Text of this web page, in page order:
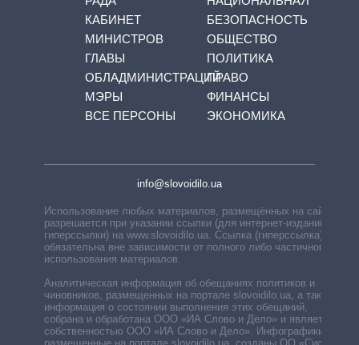
КАБИНЕТ
МИНИСТРОВ
ГЛАВЫ
ОБЛАДМИНИСТРАЦИЙ
МЭРЫ
ВСЕ ПЕРСОНЫ
БЕЗОПАСНОСТЬ
ОБЩЕСТВО
ПОЛИТИКА
ПРАВО
ФИНАНСЫ
ЭКОНОМИКА
info@slovoidilo.ua
Использование любых материалов, размещённых на сайте,
разрешается при указании ссылки (для интернет-изданий —
гиперссылки) на www.slovoidilo.ua. Ссылка (гиперссылка)
обязательна вне зависимости от полного либо частичного
использования материалов.
Аналитическая информация об обещаниях политиков и
чиновников, размещенных на портале slovoidilo.ua, а также
информация о состоянии выполнения этих обещаний,
собрана и обработана ООО «ИА Слово и Дело» и является
собственностью ООО «ИА Слово и Дело». Инфографики,